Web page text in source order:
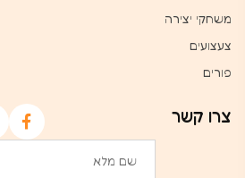
משחקי יצירה
צעצועים
פורים
צרו קשר